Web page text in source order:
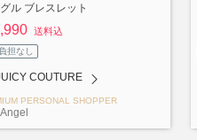
ル ブレスレット
送料込
担なし
COUTURE
PERSONAL SHOPPER